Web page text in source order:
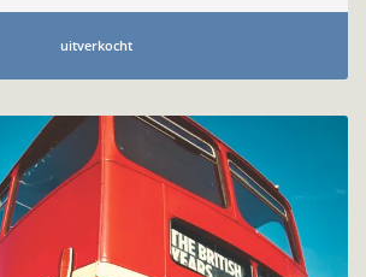
uitverkocht